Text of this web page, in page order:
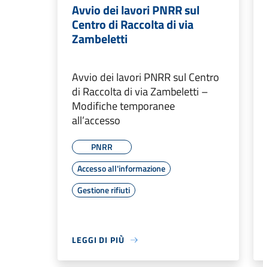
Avvio dei lavori PNRR sul
Centro di Raccolta di via
Zambeletti
Avvio dei lavori PNRR sul Centro
di Raccolta di via Zambeletti –
Modifiche temporanee
all’accesso
PNRR
Accesso all'informazione
Gestione rifiuti
LEGGI DI PIÙ